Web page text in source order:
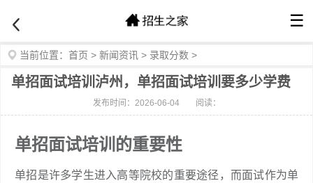
☰
当前位置： 首页 > 新闻资讯 > 录取分数 >
单招面试培训泸州，单招面试培训要多少学费
发布时间：2026-06-04 阅读：
单招面试培训的重要性
单招是许多学生进入高等院校的重要途径，而面试作为单